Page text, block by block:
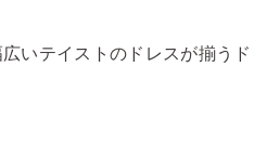
いテイストのドレスが揃うド